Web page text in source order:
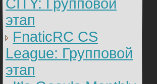
CITY: Групповой
этап
FnaticRC CS
League: Групповой
этап